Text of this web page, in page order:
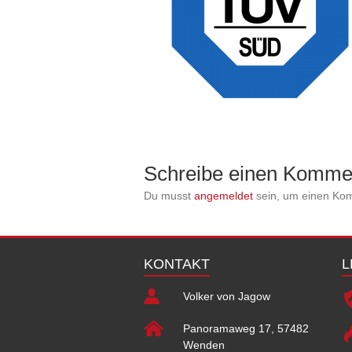
Schreibe einen
Du musst angemeldet sein, um einen
KONTAKT
Volker von Jagow
Panoramaweg 17, 57482
Wenden